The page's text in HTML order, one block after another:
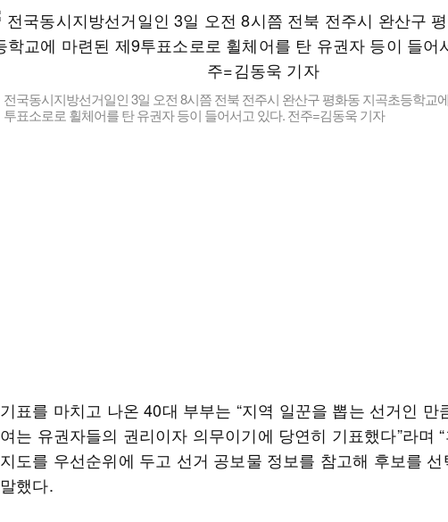
전국동시지방선거일인 3일 오전 8시쯤 전북 전주시 완산구 평화동 지곡초등학교
투표소로로 휠체어를 탄 유권자 등이 들어서고 있다. 전주=김동욱 기자
기표를 마치고 나온 40대 부부는 “지역 일꾼을 뽑는 선거인 만
여는 유권자들의 권리이자 의무이기에 당연히 기표했다”라며
지도를 우선순위에 두고 선거 공보물 정보를 참고해 후보를 선
말했다.